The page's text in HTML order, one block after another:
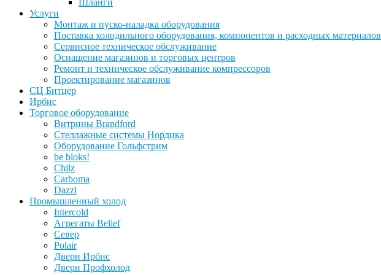
Шланги
Услуги
Монтаж и пуско-наладка оборудования
Поставка холодильного оборудования, компонентов и расходных материалов
Сервисное техническое обслуживание
Оснащение магазинов и торговых центров
Ремонт и техническое обслуживание компрессоров
Проектирование магазинов
СЦ Битцер
Ирбис
Торговое оборудование
Витрины Brandford
Стеллажные системы Нордика
Оборудование Гольфстрим
be bloks!
Chilz
Carboma
Dazzl
Промышленный холод
Intercold
Агрегаты Belief
Север
Polair
Двери Ирбис
Двери Профхолод